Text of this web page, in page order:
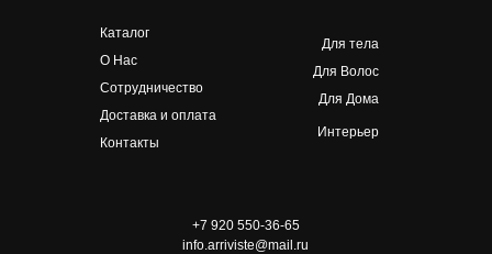
+7 920 550-36-65
info.arriviste@mail.ru
Для тела
Для Волос
Для Дома
Интерьер
Каталог
О Нас
Сотрудничество
Доставка и оплата
Контакты